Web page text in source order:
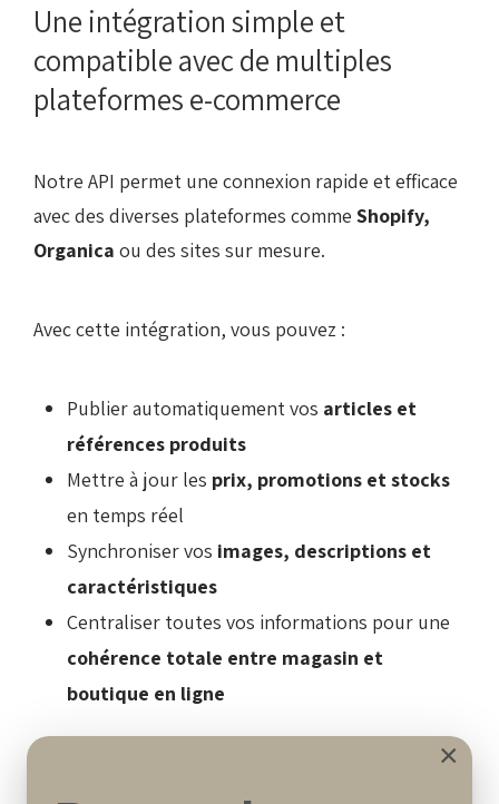
Une intégration simple et
compatible avec de multiples
plateformes e-commerce
Notre API permet une connexion rapide et efficace
avec des diverses plateformes comme Shopify,
Organica ou des sites sur mesure.
Avec cette intégration, vous pouvez :
Publier automatiquement vos articles et
références produits
Mettre à jour les prix, promotions et stocks
en temps réel
Synchroniser vos images, descriptions et
caractéristiques
Centraliser toutes vos informations pour une
cohérence totale entre magasin et
boutique en ligne
×